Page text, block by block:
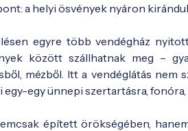
a helyi ösvények nyáron
egyre több vendégház
között szállhatnak meg –
mézből. Itt a vendéglátás nem
egy-egy ünnepi szertartásra,
épített örökségében,